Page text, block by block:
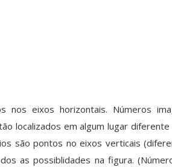
eixos horizontais. Números
localizados em algum lugar
são pontos no eixos verticais
as possiblidades na figura.